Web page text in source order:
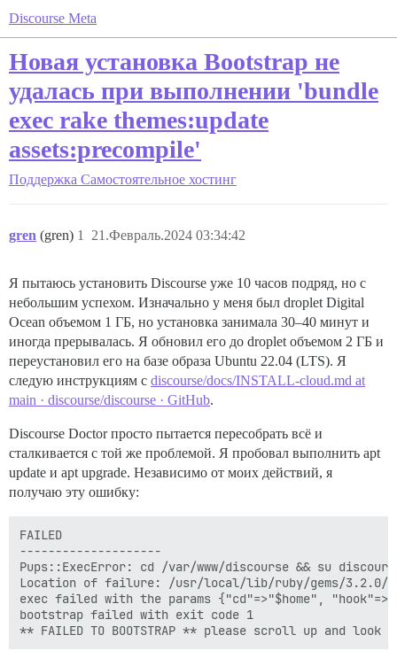
Discourse Meta
Новая установка Bootstrap не
удалась при выполнении 'bundle
exec rake themes:update
assets:precompile'
Поддержка Самостоятельное хостинг
gren (gren) 21.Февраль.2024 03:34:42
1
Я пытаюсь установить Discourse уже 10 часов подряд, но с
небольшим успехом. Изначально у меня был droplet Digital
Ocean объемом 1 ГБ, но установка занимала 30–40 минут и
иногда прерывалась. Я обновил его до droplet объемом 2 ГБ и
переустановил его на базе образа Ubuntu 22.04 (LTS). Я
следую инструкциям с discourse/docs/INSTALL-cloud.md at
main · discourse/discourse · GitHub.
Discourse Doctor просто пытается пересобрать всё и
сталкивается с той же проблемой. Я пробовал выполнить apt
update и apt upgrade. Независимо от моих действий, я
получаю эту ошибку:
FAILED
--------------------
Pups::ExecError: cd /var/www/discourse && su
Location of failure: /usr/local/lib/ruby/gems/3.2.0/
exec failed with the params {"cd"=>"$home",
bootstrap failed with exit code 1